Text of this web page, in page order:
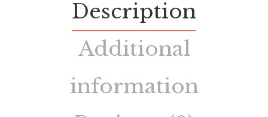
Description
Additional
information